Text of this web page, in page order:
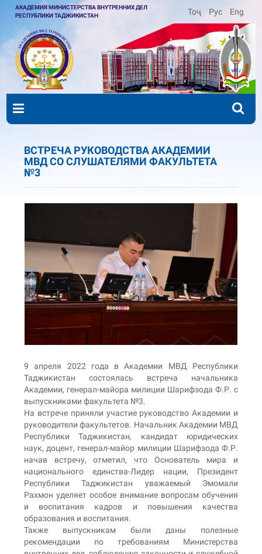
АКАДЕМИЯ МИНИСТЕРСТВА ВНУТРЕННИХ ДЕЛ
РЕСПУБЛИКИ ТАДЖИКИСТАН
Тоҷ Рус Eng
ВСТРЕЧА РУКОВОДСТВА АКАДЕМИИ
МВД СО СЛУШАТЕЛЯМИ ФАКУЛЬТЕТА
№3
9 апреля 2022 года в Академии МВД Республики
Таджикистан состоялась встреча начальника
Академии, генерал-майора милиции Шарифзода Ф.Р. с
выпускниками факультета №3.
На встрече приняли участие руководство Академии и
руководители факультетов. Начальник Академии МВД
Республики Таджикистан, кандидат юридических
наук, доцент, генерал-майор милиции Шарифзода Ф.Р.
начав встречу, отметил, что Основатель мира и
национального единства-Лидер нации, Президент
Республики Таджикистан уважаемый Эмомали
Рахмон уделяет особое внимание вопросам обучения
и воспитания кадров и повышения качества
образования и воспитания.
Также выпускникам были даны полезные
рекомендации по требованиям Министерства